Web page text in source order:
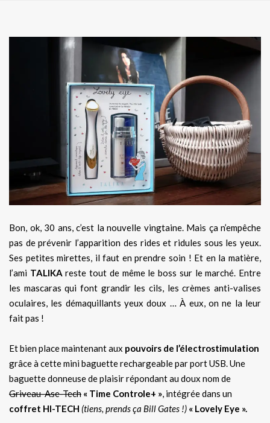
Bon, ok, 30 ans, c’est la nouvelle vingtaine. Mais ça n’empêche
pas de prévenir l’apparition des rides et ridules sous les yeux.
Ses petites mirettes, il faut en prendre soin ! Et en la matière,
l’ami TALIKA reste tout de même le boss sur le marché. Entre
les mascaras qui font grandir les cils, les crèmes anti-valises
oculaires, les démaquillants yeux doux … À eux, on ne la leur
fait pas !
Et bien place maintenant aux pouvoirs de l’électrostimulation
grâce à cette mini baguette rechargeable par port USB. Une
baguette donneuse de plaisir répondant au doux nom de
Griveau-Ase-Tech « Time Controle+ », intégrée dans un
coffret HI-TECH (tiens, prends ça Bill Gates !) « Lovely Eye ».